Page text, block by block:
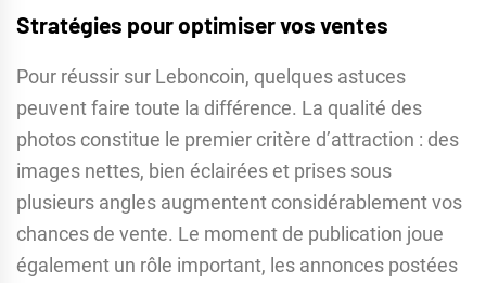
Stratégies pour optimiser vos ventes
Pour réussir sur Leboncoin, quelques astuces
peuvent faire toute la différence. La qualité des
photos constitue le premier critère d’attraction : des
images nettes, bien éclairées et prises sous
plusieurs angles augmentent considérablement vos
chances de vente. Le moment de publication joue
également un rôle important, les annonces postées